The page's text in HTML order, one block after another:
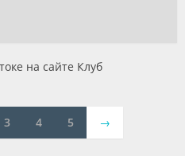
на сайте Клуб
3 4 5 →